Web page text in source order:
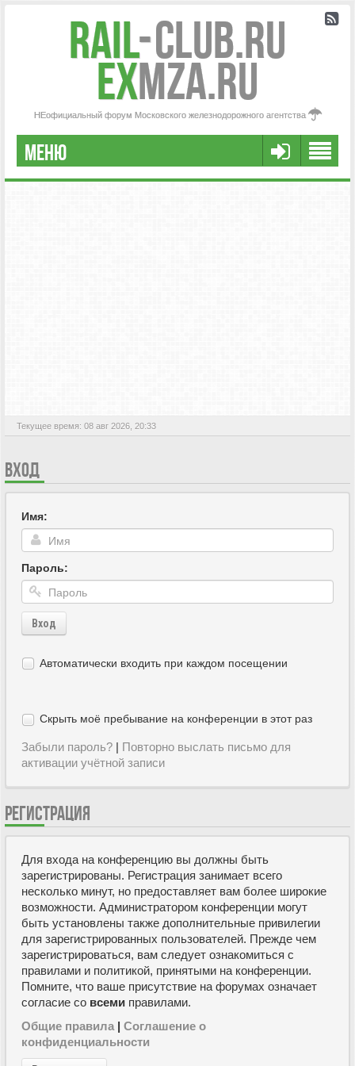
Rail-Club.RU
exMZA.RU
НЕофициальный форум Московского железнодорожного агентства
МЕНЮ
РЕГИСТРАЦИЯ
Текущее время: 08 авг 2026, 20:33
ВХОД
Имя:
Пароль:
Вход
Автоматически входить при каждом посещении
Скрыть моё пребывание на конференции в этот раз
Забыли пароль? | Повторно выслать письмо для
активации учётной записи
РЕГИСТРАЦИЯ
Для входа на конференцию вы должны быть
зарегистрированы. Регистрация занимает всего
несколько минут, но предоставляет вам более широкие
возможности. Администратором конференции могут
быть установлены также дополнительные привилегии
для зарегистрированных пользователей. Прежде чем
зарегистрироваться, вам следует ознакомиться с
правилами и политикой, принятыми на конференции.
Помните, что ваше присутствие на форумах означает
согласие со всеми правилами.
Общие правила | Соглашение о
конфиденциальности